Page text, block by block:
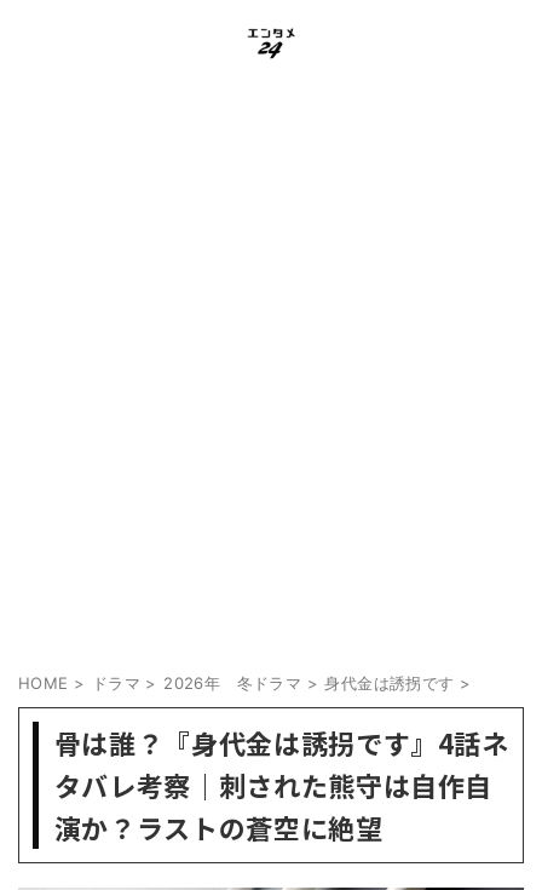
HOME > ドラマ > 2026年 冬ドラマ > 身代金は誘拐です >
骨は誰？『身代金は誘拐です』4話ネ
タバレ考察｜刺された熊守は自作自
演か？ラストの蒼空に絶望